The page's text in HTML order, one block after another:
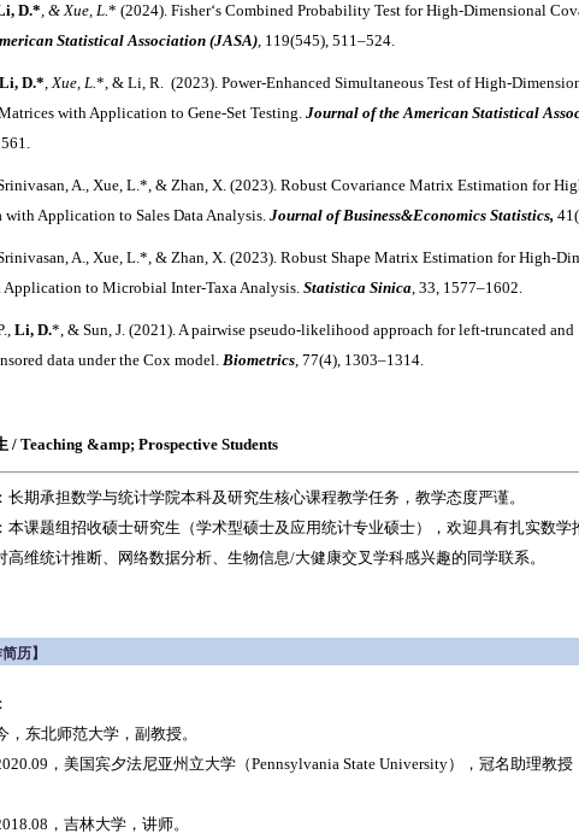
D.*, & Xue, L.* (2024). Fisher‘s Combined Probability Test for High-Dimensional
Statistical Association (JASA), 119(545), 511–524.
Li, D.*, Xue, L.*, & Li, R. (2023). Power-Enhanced Simultaneous Test of High-
with Application to Gene-Set Testing. Journal of the American Statistical
A., Xue, L.*, & Zhan, X. (2023).Robust Covariance Matrix Estimation for
with Application to Sales Data Analysis. Journal of Business&Economics Statistics,
A., Xue, L.*, & Zhan, X. (2023).Robust Shape Matrix Estimation for High-
Application to Microbial Inter-Taxa Analysis. Statistica Sinica, 33, 1577–1602.
Li, D.*, & Sun, J. (2021). A pairwise pseudo-likelihood approach for left-truncated and
data under the Cox model. Biometrics, 77(4), 1303–1314.
/ Teaching &amp; Prospective Students
长期承担数学与统计学院本科及研究生核心课程教学任务，教学态度严谨。
本课题组招收硕士研究生（学术型硕士及应用统计专业硕士），欢迎具有扎实数学
高维统计推断、网络数据分析、生物信息/大健康交叉学科感兴趣的同学联系。
历】
，东北师范大学，副教授。
，美国宾夕法尼亚州立大学（Pennsylvania State University），冠名助理教授
，吉林大学，讲师。